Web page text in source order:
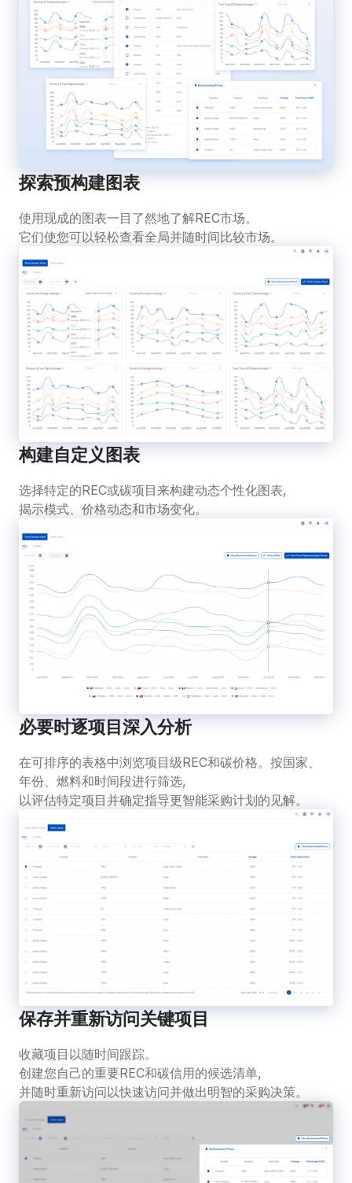
探索预构建图表
使用现成的图表一目了然地了解REC市场。
它们使您可以轻松查看全局并随时间比较市场。
构建自定义图表
选择特定的REC或碳项目来构建动态个性化图表,
揭示模式、价格动态和市场变化。
必要时逐项目深入分析
在可排序的表格中浏览项目级REC和碳价格。按国家、
年份、燃料和时间段进行筛选,
以评估特定项目并确定指导更智能采购计划的见解。
保存并重新访问关键项目
收藏项目以随时间跟踪。
创建您自己的重要REC和碳信用的候选清单,
并随时重新访问以快速访问并做出明智的采购决策。